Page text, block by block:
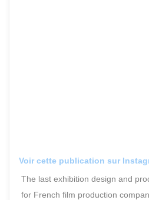
Voir cette publication sur
The last exhibition design and
for French film production